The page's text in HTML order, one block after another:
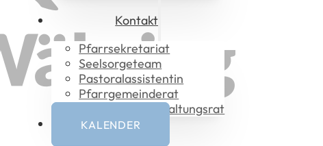
Kontakt
Pfarrsekretariat
Seelsorgeteam
Pastoral­assistentin
Pfarrgemeinderat
Vermögensverwaltungsrat
KALENDER